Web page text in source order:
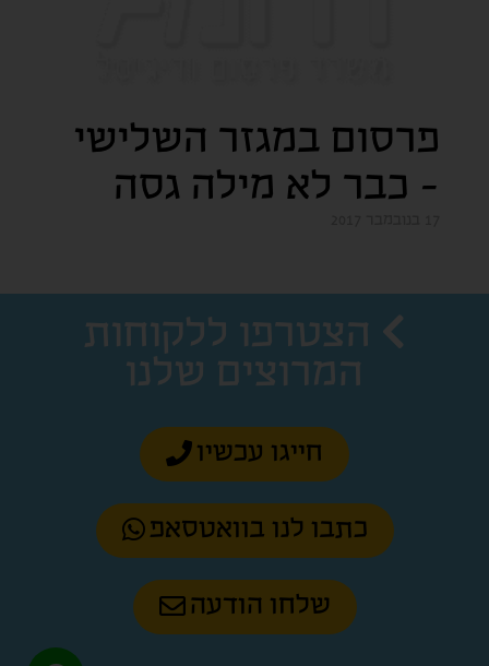
פרסום במגזר השלישי
– כבר לא מילה גסה
הצטרפו ללקוחות
המרוצים שלנו
חייגו עכשיו
כתבו לנו בוואטסאפ
שלחו הודעה